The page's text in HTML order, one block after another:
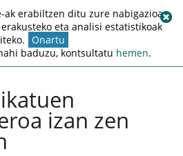
izan zen
ak erabiltzen ditu zure nabigazioa
eta analisi estatistikoak
Onartu
baduzu, kontsultatu hemen.